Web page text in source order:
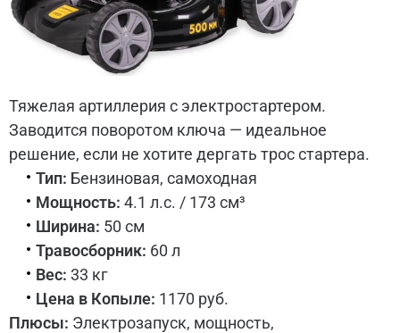
Тяжелая артиллерия с электростартером.
Заводится поворотом ключа — идеальное
решение, если не хотите дергать трос стартера.
Тип: Бензиновая, самоходная
Мощность: 4.1 л.с. / 173 см³
Ширина: 50 см
Травосборник: 60 л
Вес: 33 кг
Цена в Копыле: 1170 руб.
Плюсы: Электрозапуск, мощность,